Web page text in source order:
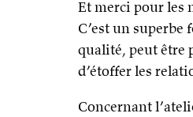
Et merci pour les
C’est un superbe
qualité, peut être
d’étoffer les
Concernant